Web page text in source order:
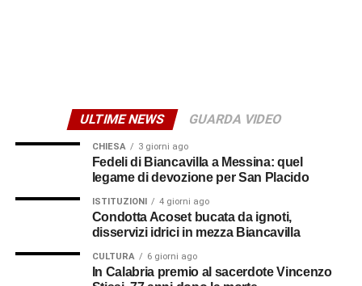
ULTIME NEWS GUARDA VIDEO
CHIESA 3 giorni ago
Fedeli di Biancavilla a Messina: quel
legame di devozione per San Placido
ISTITUZIONI 4 giorni ago
Condotta Acoset bucata da ignoti,
disservizi idrici in mezza Biancavilla
CULTURA 6 giorni ago
In Calabria premio al sacerdote Vincenzo